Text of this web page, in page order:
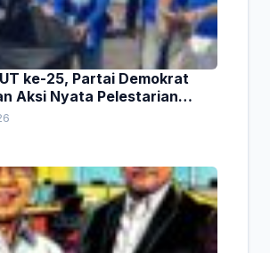
ke-25, Partai Demokrat
Aksi Nyata Pelestarian